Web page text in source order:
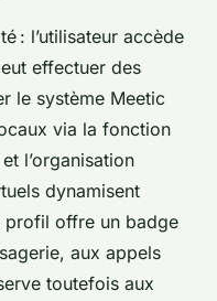
: l’utilisateur accède
effectuer des
le système Meetic
via la fonction
l’organisation
dynamisent
profil offre un badge
aux appels
toutefois aux